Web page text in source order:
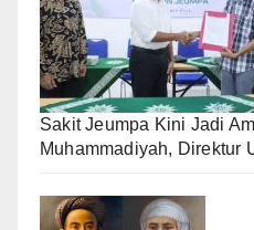
Sakit Jeumpa Kini Jadi
Muhammadiyah, Direktur